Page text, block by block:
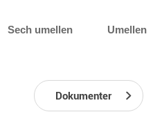
Sech umellen Umellen
Dokumenter